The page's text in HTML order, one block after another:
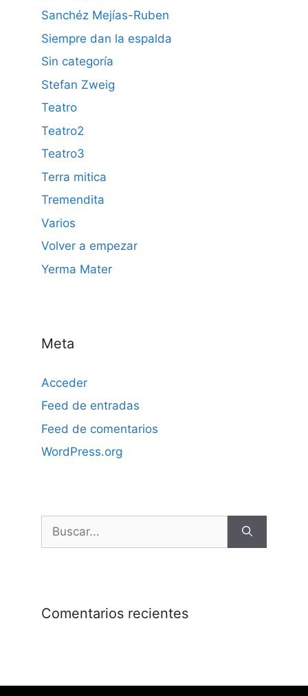
Sanchéz Mejías-Ruben
Siempre dan la espalda
Sin categoría
Stefan Zweig
Teatro
Teatro2
Teatro3
Terra mitica
Tremendita
Varios
Volver a empezar
Yerma Mater
Meta
Acceder
Feed de entradas
Feed de comentarios
WordPress.org
Comentarios recientes